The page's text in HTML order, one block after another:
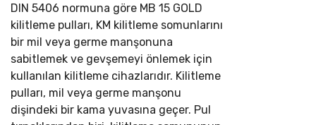
DIN 5406 normuna göre MB 15 GOLD
kilitleme pulları, KM kilitleme somunlarını
bir mil veya germe manşonuna
sabitlemek ve gevşemeyi önlemek için
kullanılan kilitleme cihazlarıdır. Kilitleme
pulları, mil veya germe manşonu
dişindeki bir kama yuvasına geçer. Pul